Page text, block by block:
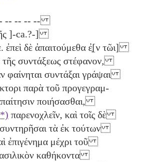
-- -- -- --
]-ca.?-]
. ἐπεὶ δὲ ἀπαιτούμεθα ἐ̣[ν τῶι]
τῆς συντάξεως στέφανον,
φαίνηται συντάξαι γράψαι
παρὰ τοῦ προγεγραμ-
ποιήσασθαι,
παρενοχλεῖν, καὶ τοῖς δὲ
συντηρῆσαι τὰ ἐκ τούτων
ἐπιγένημα μέχρι τοῦ
καθήκοντα